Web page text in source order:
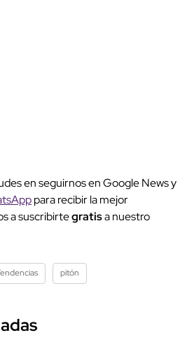
en seguirnos en Google News y
para recibir la mejor
a suscribirtegratisa nuestro
pitón